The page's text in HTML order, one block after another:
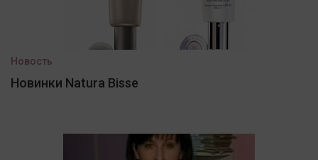
Новость
Новинки Natura Bisse